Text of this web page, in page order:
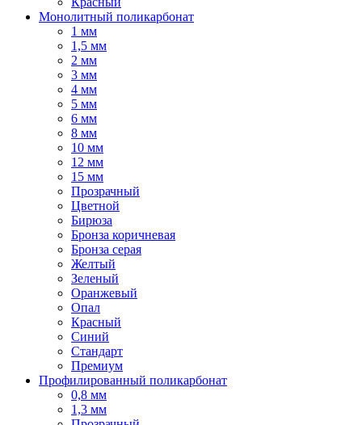
Монолитный поликарбонат
1 мм
1,5 мм
2 мм
3 мм
4 мм
5 мм
6 мм
8 мм
10 мм
12 мм
15 мм
Прозрачный
Цветной
Бирюза
Бронза коричневая
Бронза серая
Желтый
Зеленый
Оранжевый
Опал
Красный
Синий
Стандарт
Премиум
Профилированный поликарбонат
0,8 мм
1,3 мм